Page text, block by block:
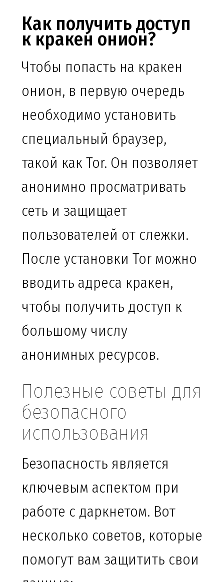
Как получить доступ
к кракен онион?
Чтобы попасть на кракен
онион, в первую очередь
необходимо установить
специальный браузер,
такой как Tor. Он позволяет
анонимно просматривать
сеть и защищает
пользователей от слежки.
После установки Tor можно
вводить адреса кракен,
чтобы получить доступ к
большому числу
анонимных ресурсов.
Полезные советы для
безопасного
использования
Безопасность является
ключевым аспектом при
работе с даркнетом. Вот
несколько советов, которые
помогут вам защитить свои